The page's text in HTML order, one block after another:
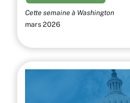
Cette semaine à Washington
mars 2026